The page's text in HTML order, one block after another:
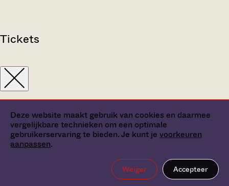
Deze website maakt gebruik van cookies en daarmee
vergelijkbare technieken om een optimale
gebruikerservaring te bieden. Je kunt je voorkeuren
aanpassen.
Weiger Accepteer
Tickets